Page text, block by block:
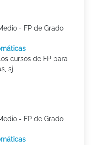
- FP de Grado
cursos de FP para
sj
- FP de Grado